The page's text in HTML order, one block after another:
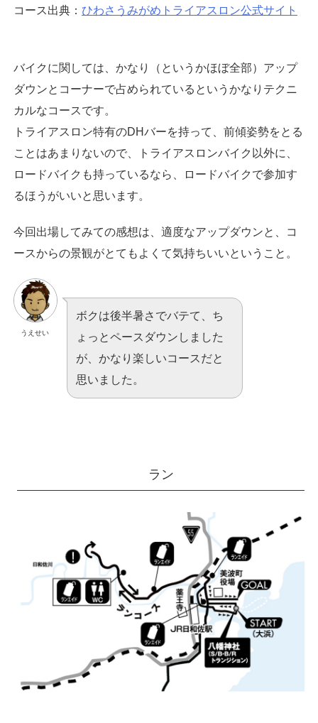
コース出典： ひわさうみがめトライアスロン公式サイト
バイクに関しては、かなり（というかほぼ全部）アップ
ダウンとコーナーで占められているというかなりテクニ
カルなコースです。
トライアスロン特有のDHバーを持って、前傾姿勢をとる
ことはあまりないので、トライアスロンバイク以外に、
ロードバイクも持っているなら、ロードバイクで参加す
るほうがいいと思います。
今回出場してみての感想は、適度なアップダウンと、コ
ースからの景観がとてもよくて気持ちいいということ。
うえせい
ボクは後半暑さでバテて、ち
ょっとペースダウンしました
が、かなり楽しいコースだと
思いました。
ラン